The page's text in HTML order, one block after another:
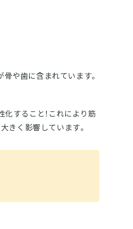
や歯に含まれています。
すること！これにより筋
きく影響しています。